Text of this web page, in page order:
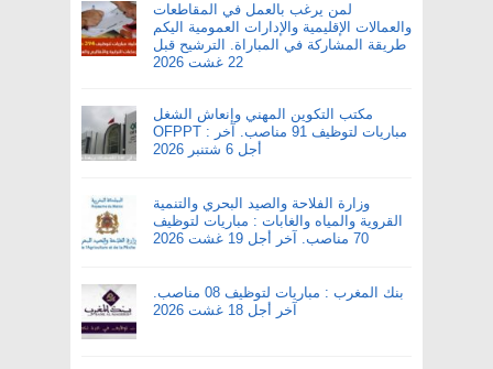
لمن يرغب بالعمل في المقاطعات
والعمالات الإقليمية والإدارات العمومية اليكم
طريقة المشاركة في المباراة. الترشيح قبل
22 غشت 2026
مكتب التكوين المهني وإنعاش الشغل
OFPPT : مباريات لتوظيف 91 مناصب. آخر
أجل 6 شتنبر 2026
وزارة الفلاحة والصيد البحري والتنمية
القروية والمياه والغابات : مباريات لتوظيف
70 مناصب. آخر أجل 19 غشت 2026
بنك المغرب : مباريات لتوظيف 08 مناصب.
آخر أجل 18 غشت 2026